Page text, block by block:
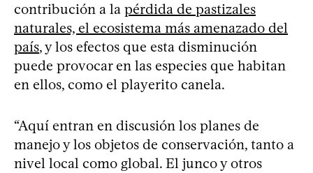
contribución a la pérdida de pastizales
naturales, el ecosistema más amenazado del
país, y los efectos que esta disminución
puede provocar en las especies que habitan
en ellos, como el playerito canela.
“Aquí entran en discusión los planes de
manejo y los objetos de conservación, tanto a
nivel local como global. El junco y otros